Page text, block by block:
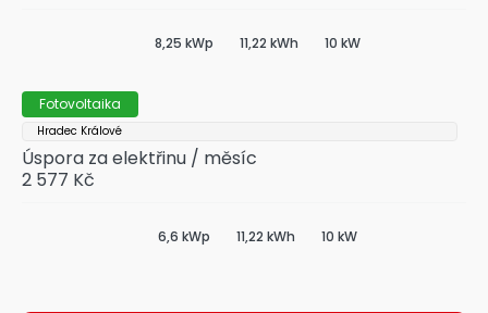
8,25 kWp 11,22 kWh 10 kW
Fotovoltaika
Hradec Králové
Úspora za elektřinu / měsíc
2 577 Kč
6,6 kWp 11,22 kWh 10 kW